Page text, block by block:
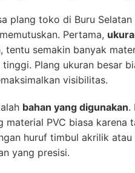
plang toko di Buru
Pertama,
tentu semakin banyak
tinggi. Plang ukuran besar
visibilitas.
bahan yang digunakan.
material PVC biasa karena
huruf timbul akrilik
yang presisi.